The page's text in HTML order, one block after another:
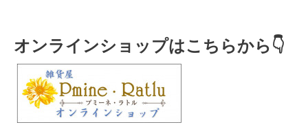
オンラインショップはこちらから👇